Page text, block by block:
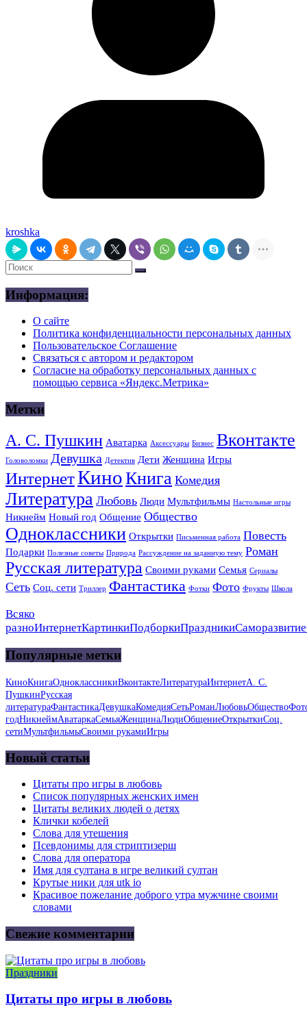
kroshka
Информация:
О сайте
Политика конфиденциальности персональных данных
Пользовательское Соглашение
Связаться с автором и редактором
Согласие на обработку персональных данных с
помощью сервиса «Яндекс.Метрика»
Метки
А. С. Пушкин Аватарка Аксессуары Бизнес Вконтакте
Головоломки Девушка Детектив Дети Женщина Игры
ИнтернетКиноКнига Комедия
Литература Любовь Люди Мультфильмы Настольные игры
Никнейм Новый год Общение Общество
Одноклассники Открытки Письменная работа Повесть
Подарки Полезные советы Природа Рассуждение на заданную тему Роман
Русская литература Своими руками Семья Сериалы
Сеть Соц. сети Триллер Фантастика Фотки Фото Фрукты Школа
Всяко
разноИнтернетКартинкиПодборкиПраздникиСаморазвитие
Популярные метки
КиноКнигаОдноклассникиВконтактеЛитератураИнтернетА. С.
ПушкинРусская
литератураФантастикаДевушкаКомедияСетьРоманЛюбовьОбщество
годНикнеймАватаркаСемьяЖенщинаЛюдиОбщениеОткрыткиСоц.
сетиМультфильмыСвоими рукамиИгры
Новый статьи
Цитаты про игры в любовь
Список популярных женских имен
Цитаты великих людей о детях
Клички кобелей
Слова для утешения
Псевдонимы для стриптизерш
Слова для оператора
Имя для султана в игре великий султан
Крутые ники для utk io
Красивое пожелание доброго утра мужчине своими
словами
Свежие комментарии
Праздники
Цитаты про игры в любовь